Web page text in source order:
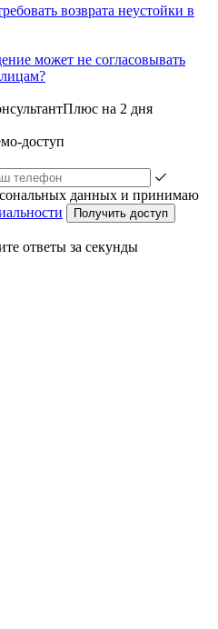
возврата неустойки в
может не согласовывать
на 2 дня
доступ
данных и принимаю
Получить доступ
ответы за секунды